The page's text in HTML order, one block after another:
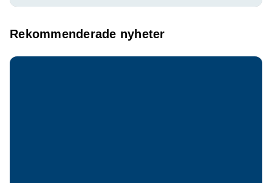
Rekommenderade nyheter